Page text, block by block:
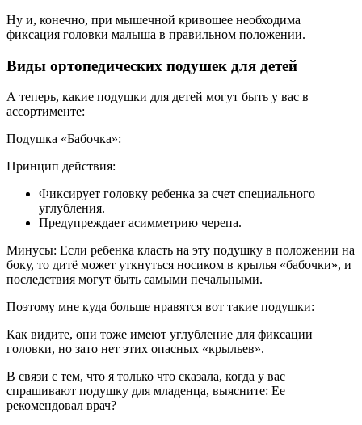
Ну и, конечно, при мышечной кривошее необходима
фиксация головки малыша в правильном положении.
Виды ортопедических подушек для детей
А теперь, какие подушки для детей могут быть у вас в
ассортименте:
Подушка «Бабочка»:
Принцип действия:
Фиксирует головку ребенка за счет специального
углубления.
Предупреждает асимметрию черепа.
Минусы: Если ребенка класть на эту подушку в положении на
боку, то дитё может уткнуться носиком в крылья «бабочки», и
последствия могут быть самыми печальными.
Поэтому мне куда больше нравятся вот такие подушки:
Как видите, они тоже имеют углубление для фиксации
головки, но зато нет этих опасных «крыльев».
В связи с тем, что я только что сказала, когда у вас
спрашивают подушку для младенца, выясните: Ее
рекомендовал врач?